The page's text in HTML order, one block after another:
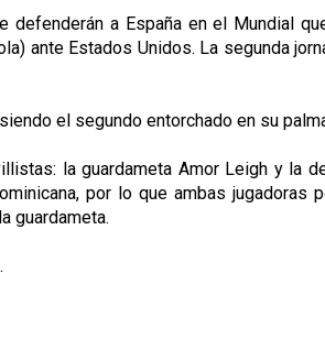
a España en el Mundial
ante Estados Unidos. La segunda
el segundo entorchado en su
la guardameta Amor Leigh y la
por lo que ambas
guardameta.
.